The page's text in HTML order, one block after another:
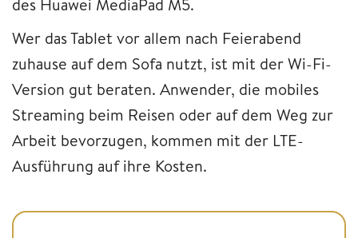
Wer das Tablet vor allem nach Feierabend
zuhause auf dem Sofa nutzt, ist mit der Wi-Fi-
Version gut beraten. Anwender, die mobiles
Streaming beim Reisen oder auf dem Weg zur
Arbeit bevorzugen, kommen mit der LTE-
Ausführung auf ihre Kosten.